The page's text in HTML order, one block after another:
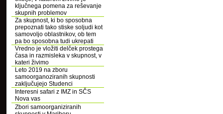
ključnega pomena za reševanje
skupnih problemov
Za skupnost, ki bo sposobna
prepoznati tako stiske soljudi kot
samovoljo oblastnikov, ob tem
pa bo sposobna tudi ukrepati
Vredno je vložiti delček prostega
časa in razmisleka v skupnost, v
kateri živimo
Leto 2019 na zboru
samoorganoziranih skupnosti
zaključujejo Studenci
Interesni safari z IMZ in SČS
Nova vas
Zbori samoorganiziranih